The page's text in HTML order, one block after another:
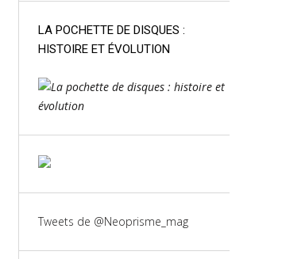
LA POCHETTE DE DISQUES :
HISTOIRE ET ÉVOLUTION
Tweets de @Neoprisme_mag